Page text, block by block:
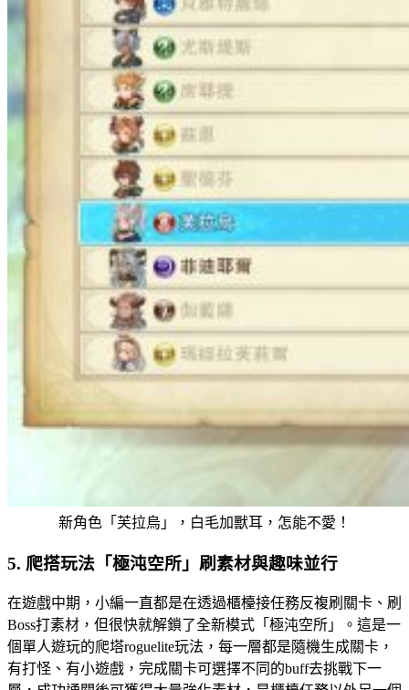
新角色「芙拉烏」，白毛加獸耳，怎能不愛！
5. 爬搭玩法「極沌空所」刷素材與趣味並行
在遊戲中期，小編一直都是在透過櫃檯接任務反複刷關卡、刷
Boss打素材，但很快就解鎖了全新模式「極沌空所」。這是一
個單人遊玩的爬塔roguelite玩法，每一層都是隨機生成關卡，
有打怪、有小遊戲，完成關卡可選擇不同的buff去挑戰下一